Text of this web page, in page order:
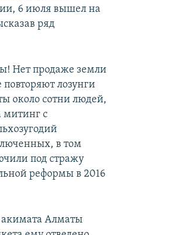
6 июля вышел на
ряд
Нет продаже земли
лозунги
около сотни людей,
митинг с
в том
под стражу
реформы в 2016
акимата Алматы